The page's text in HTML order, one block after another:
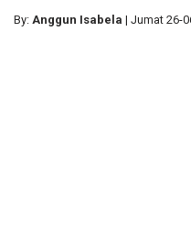
By: Anggun Isabela | Jumat 26-